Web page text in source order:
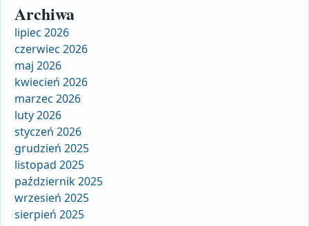
Archiwa
lipiec 2026
czerwiec 2026
maj 2026
kwiecień 2026
marzec 2026
luty 2026
styczeń 2026
grudzień 2025
listopad 2025
październik 2025
wrzesień 2025
sierpień 2025